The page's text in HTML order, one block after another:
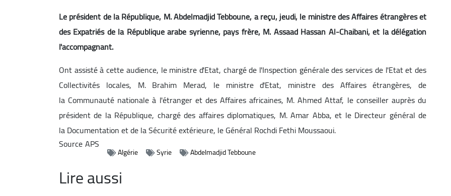
Le président de la République, M. Abdelmadjid Tebboune, a reçu, jeudi, le ministre des Affaires étrangères et
des Expatriés de la République arabe syrienne, pays frère, M. Assaad Hassan Al-Chaibani, et la délégation
l'accompagnant.
Ont assisté à cette audience, le ministre d'Etat, chargé de l'Inspection générale des services de l'Etat et des
Collectivités locales, M. Brahim Merad, le ministre d'Etat, ministre des Affaires étrangères, de
la Communauté nationale à l'étranger et des Affaires africaines, M. Ahmed Attaf, le conseiller auprès du
président de la République, chargé des affaires diplomatiques, M. Amar Abba, et le Directeur général de
laDocumentation et de la Sécurité extérieure, le Général Rochdi Fethi Moussaoui.
SourceAPS
Algérie Syrie Abdelmadjid Tebboune
Lire aussi